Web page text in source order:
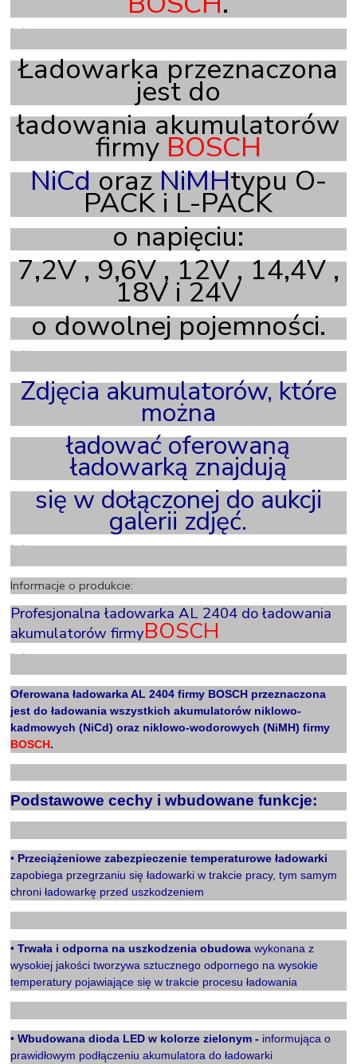
X
Ładowarka przeznaczona
jest do
ładowania akumulatorów
firmyBOSCH
NiCdorazNiMHtypuO-
PACKiL-PACK
o napięciu:
7,2V , 9,6V , 12V , 14,4V ,
18V i 24V
o dowolnej pojemności.
X
Zdjęcia akumulatorów, które
można
ładować oferowaną
ładowarką znajdują
się w dołączonej do aukcji
galerii zdjęć.
X
Informacje o produkcie:
Profesjonalna ładowarka AL 2404 do ładowania
akumulatorów firmyBOSCH
X
Oferowana ładowarka AL 2404 firmy BOSCH przeznaczona
jest do ładowania wszystkich akumulatorów niklowo-
kadmowych (NiCd) oraz niklowo-wodorowych (NiMH) firmy
BOSCH.
Podstawowe cechy i wbudowane funkcje:
• Przeciążeniowe zabezpieczenie temperaturowe ładowarki
zapobiega przegrzaniu się ładowarki w trakcie pracy, tym samym
chroni ładowarkę przed uszkodzeniem
• Trwała i odporna na uszkodzenia obudowawykonana z
wysokiej jakości tworzywa sztucznego odpornego na wysokie
temperatury pojawiające się w trakcie procesu ładowania
• Wbudowana dioda LED w kolorze zielonym - informująca o
prawidłowym podłączeniu akumulatora do ładowarki